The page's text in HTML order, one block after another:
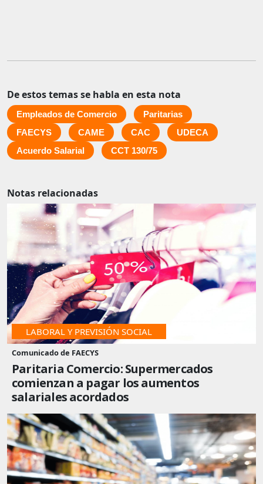
De estos temas se habla en esta nota
Empleados de Comercio
Paritarias
FAECYS
CAME CAC
UDECA
Acuerdo Salarial
CCT 130/75
Notas relacionadas
LABORAL Y PREVISIÓN SOCIAL
Comunicado de FAECYS
Paritaria Comercio: Supermercados
comienzan a pagar los aumentos
salariales acordados